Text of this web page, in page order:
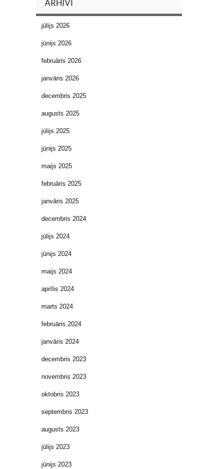
ARHĪVI
jūlijs 2026
jūnijs 2026
februāris 2026
janvāris 2026
decembris 2025
augusts 2025
jūlijs 2025
jūnijs 2025
maijs 2025
februāris 2025
janvāris 2025
decembris 2024
jūlijs 2024
jūnijs 2024
maijs 2024
aprīlis 2024
marts 2024
februāris 2024
janvāris 2024
decembris 2023
novembris 2023
oktobris 2023
septembris 2023
augusts 2023
jūlijs 2023
jūnijs 2023